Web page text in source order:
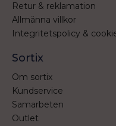
Retur & reklamation
Allmänna villkor
Integritetspolicy &
Sortix
Om sortix
Kundservice
Samarbeten
Outlet